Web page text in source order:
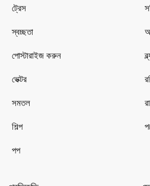
ট্রেস
স্বচ্ছতা
পোস্টারাইজ করুন
ভেক্টর
সমতল
শিল্প
পপ